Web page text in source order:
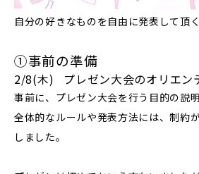
自分の好きなものを自由に発表して頂く
①事前の準備
2/8(木) プレゼン大会のオリエン
事前に、プレゼン大会を行う目的の説
全体的なルールや発表方法には、制約
しました。